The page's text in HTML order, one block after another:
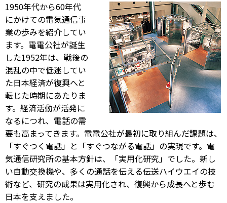
1950年代から60年代
にかけての電気通信事
業の歩みを紹介してい
ます。電電公社が誕生
した1952年は、戦後の
混乱の中で低迷してい
た日本経済が復興へと
転じた時期にあたりま
す。経済活動が活発に
なるにつれ、電話の需
要も高まってきます。電電公社が最初に取り組んだ課題は、
「すぐつく電話」と「すぐつながる電話」の実現です。電
気通信研究所の基本方針は、「実用化研究」でした。新し
い自動交換機や、多くの通話を伝える伝送ハイウエイの技
術など、研究の成果は実用化され、復興から成長へと歩む
日本を支えました。